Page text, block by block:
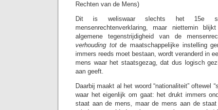
Rechten van de Mens)
Dit is weliswaar slechts het 15e
mensenrechtenverklaring, maar niettemin
algemene tegenstrijdigheid van de
verhouding totde maatschappelijke instelling
immers reeds moet bestaan, wordt veranderd in
mens waar het staatsgezag, dat dus logisch
aan geeft.
Daarbij maakt al het woord “nationaliteit” oftewel
waar het eigenlijk om gaat: het drukt immers
staat aan de mens, maar de mens aan de